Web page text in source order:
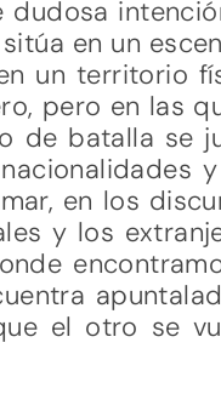
dudosa
en un
un territorio
pero en las
de batalla se
en los
y los
el otro se